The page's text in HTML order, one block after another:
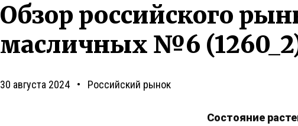
Обзор российского
масличных №6
30 августа 2024 Российский рынок
Состояние